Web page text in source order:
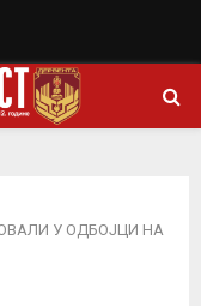
У ОДБОЈЦИ НА